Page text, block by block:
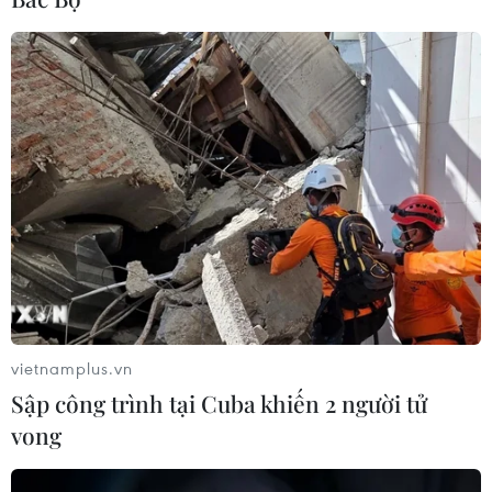
Khởi tố thêm 6 đối tượng vụ lập
khống hồ sơ bảo hiểm y tế ở Đắk Lắk
05/08/2026 14:55
Vận chuyển quá cảnh hàng giả và
xâm phạm sở hữu trí tuệ diễn biến
phức tạp
05/08/2026 13:44
24 năm tù cho đôi vợ chồng tổ chức
“bay lắc” trong quán karaoke
05/08/2026 13:41
vietnamplus.vn
Sập công trình tại Cuba khiến 2 người tử
vong